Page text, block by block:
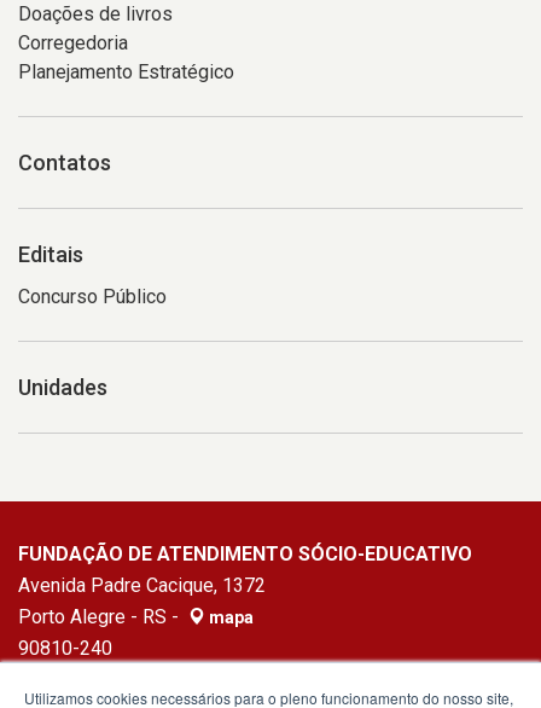
Doações de livros
Corregedoria
Planejamento Estratégico
Contatos
Editais
Concurso Público
Unidades
FUNDAÇÃO DE ATENDIMENTO SÓCIO-EDUCATIVO
Avenida Padre Cacique, 1372
Porto Alegre - RS -
mapa
90810-240
Utilizamos cookies necessários para o pleno funcionamento do nosso site,